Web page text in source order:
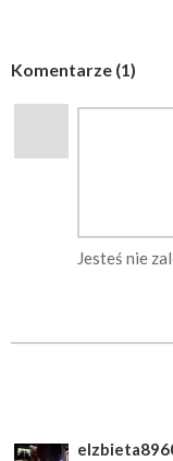
Komentarze (1)
Jesteś nie